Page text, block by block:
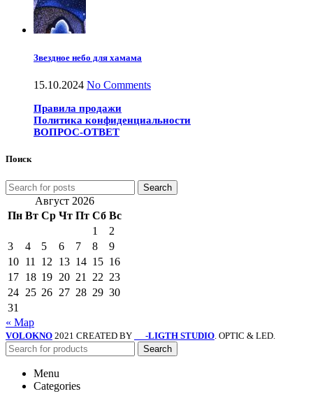
Звездное небо для хамама
15.10.2024 No Comments
Правила продажи
Политика конфиденциальности
ВОПРОС-ОТВЕТ
Поиск
Search
Август 2026
Пн Вт Ср Чт Пт Сб Вс
1
2
3
4 5 6 7 8
9
10 11 12 13 14 15 16
17 18 19 20 21 22 23
24 25 26 27 28 29 30
31
« Мар
VOLOKNO 2021 CREATED BY -LIGTH STUDIO. OPTIC & LED.
Search
Menu
Categories